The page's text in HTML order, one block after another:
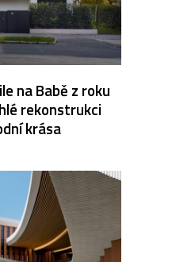
na Babě z roku
rekonstrukci
krása